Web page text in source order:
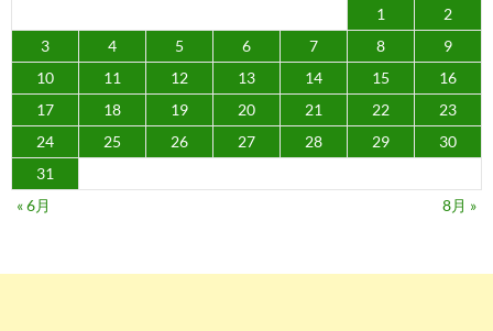
1
2
3
4 5 6 7 8
9
10
11 12 13 14 15
16
17
18 19 20 21 22
23
24
25 26 27 28 29
30
31
« 6月
8月 »